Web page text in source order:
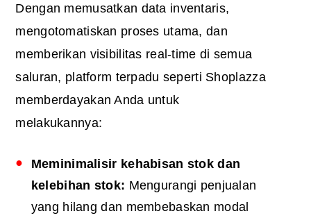
Dengan memusatkan data inventaris,
mengotomatiskan proses utama, dan
memberikan visibilitas real-time di semua
saluran, platform terpadu seperti Shoplazza
memberdayakan Anda untuk
melakukannya:
Meminimalisir kehabisan stok dan
kelebihan stok: Mengurangi penjualan
yang hilang dan membebaskan modal